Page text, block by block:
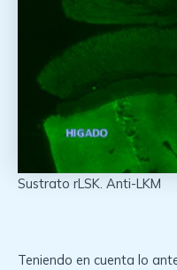
Sustrato rLSK. Anti-LKM
Teniendo en cuenta lo